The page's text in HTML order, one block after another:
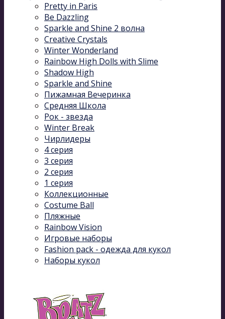
Pretty in Paris
Be Dazzling
Sparkle and Shine 2 волна
Сreative Сrystals
Winter Wonderland
Rainbow High Dolls with Slime
Shadow High
Sparkle and Shine
Пижамная Вечеринка
Средняя Школа
Рок - звезда
Winter Break
Чирлидеры
4 серия
3 серия
2 серия
1 серия
Коллекционные
Costume Ball
Пляжные
Rainbow Vision
Игровые наборы
Fashion pack - одежда для кукол
Наборы кукол